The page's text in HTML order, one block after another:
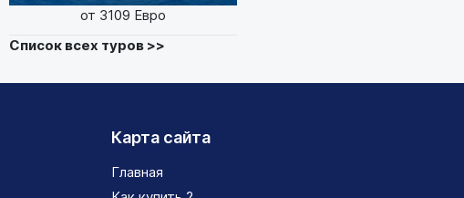
от 3109 Евро
Список всех туров >>
Карта сайта
Главная